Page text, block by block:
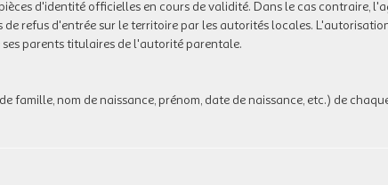
d'identité officielles en cours de validité. Dans le cas contraire,
refus d'entrée sur le territoire par les autorités locales.
parents titulaires de l'autorité parentale.
famille, nom de naissance, prénom, date de naissance, etc.) de